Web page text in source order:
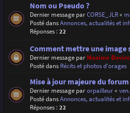
Nom ou Pseudo ?
Dernier message parCORSE_JLR«
Posté dansAnnonces, actualités et
Réponses :22
Comment mettre une image
Dernier message par Maxime
Posté dans Récits et photos d'orages
Mise à jour majeure du
Dernier message parorpailleur«
Posté dansAnnonces, actualités et
Réponses :22